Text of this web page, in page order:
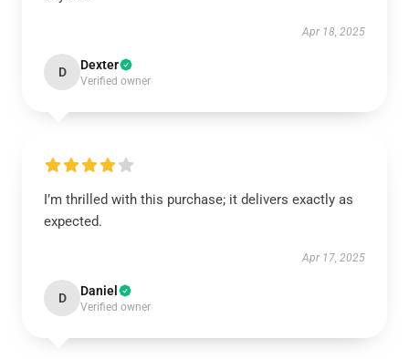
Apr 18, 2025
D Dexter
Verified owner
I’m thrilled with this purchase; it delivers exactly as
expected.
Apr 17, 2025
D Daniel
Verified owner